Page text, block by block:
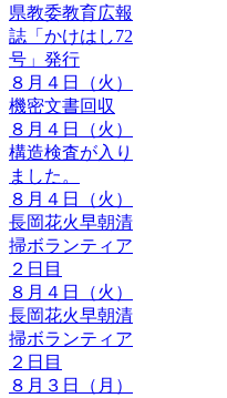
県教委教育広報
誌「かけはし72
号」発行
８月４日（火）
機密文書回収
８月４日（火）
構造検査が入り
ました。
８月４日（火）
長岡花火早朝清
掃ボランティア
２日目
８月４日（火）
長岡花火早朝清
掃ボランティア
２日目
８月３日（月）